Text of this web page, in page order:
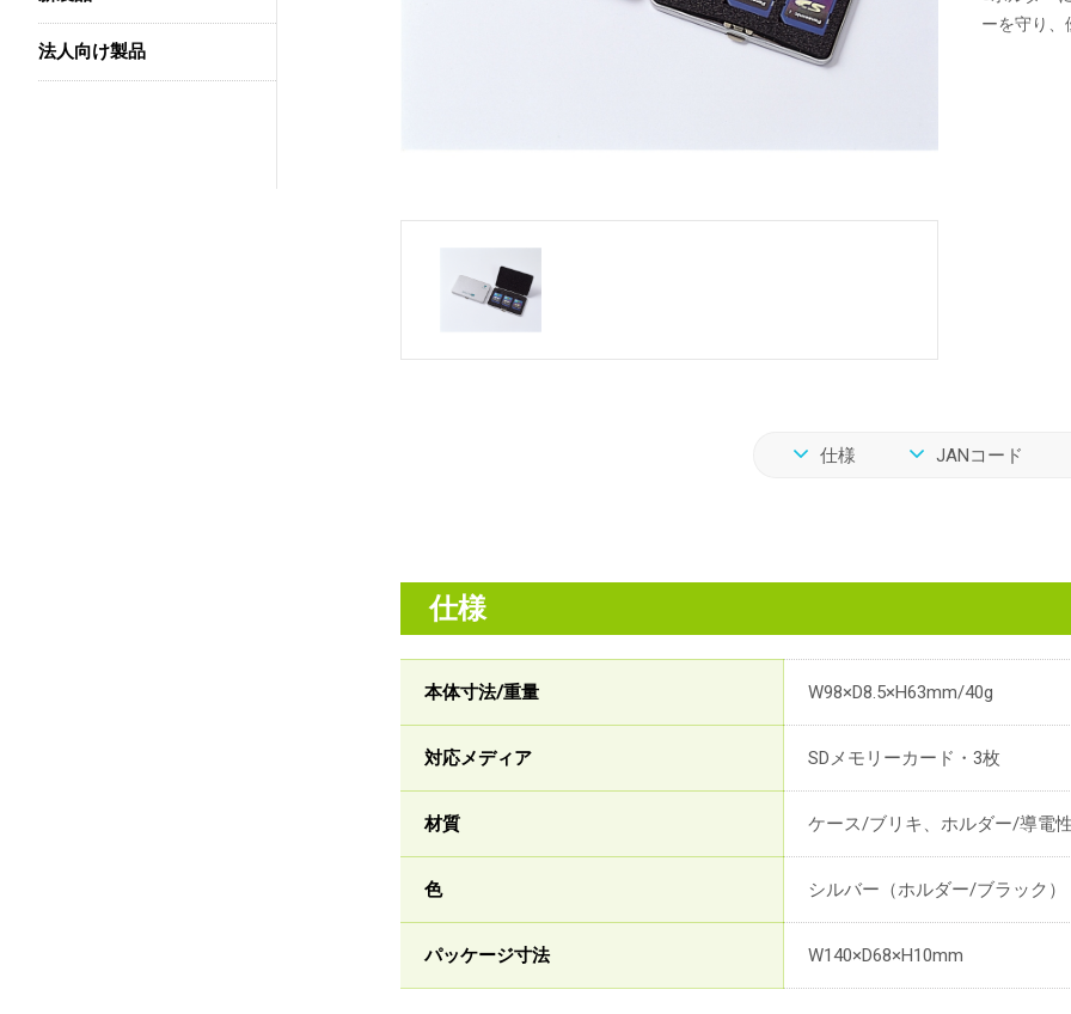
ーを守り、
仕様 JANコード
仕様
本体寸法/重量 W98×D8.5×H63mm/40g
対応メディア SDメモリーカード・3枚
材質 ケース/ブリキ、ホルダー/導電
色 シルバー（ホルダー/ブラック）
パッケージ寸法 W140×D68×H10mm
法人向け製品